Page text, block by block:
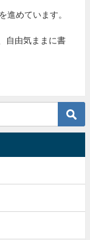
進めています。
自由気ままに書